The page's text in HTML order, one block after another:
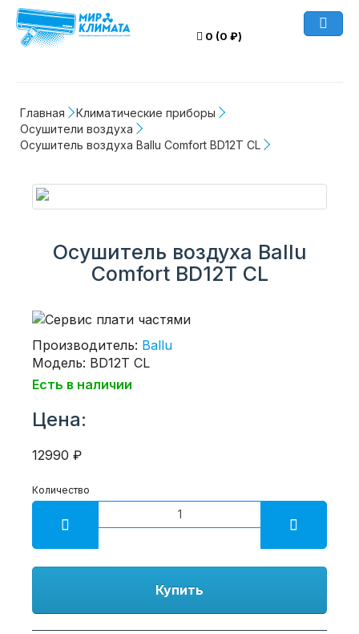
0 (0 ₽)
Главная
Климатические приборы
Осушители воздуха
Осушитель воздуха Ballu Comfort BD12T CL
Осушитель воздуха Ballu
Comfort BD12T CL
Производитель: Ballu
Модель: BD12T CL
Есть в наличии
Цена:
12990 ₽
Количество
Купить